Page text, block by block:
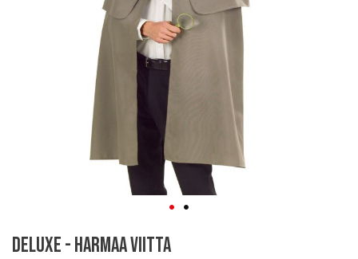
to
Deluxe - Harmaa viitta